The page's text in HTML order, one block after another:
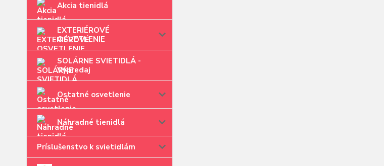
Akcia tienidlá
EXTERIÉROVÉ
OSVETLENIE
SOLÁRNE SVIETIDLÁ -
Výpredaj
Ostatné osvetlenie
Náhradné tienidlá
Príslušenstvo k svietidlám